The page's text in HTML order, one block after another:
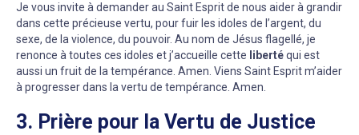
Je vous invite à demander au Saint Esprit de nous aider à grandir
dans cette précieuse vertu, pour fuir les idoles de l’argent, du
sexe, de la violence, du pouvoir. Au nom de Jésus flagellé, je
renonce à toutes ces idoles et j’accueille cette libertéqui est
aussi un fruit de la tempérance. Amen. Viens Saint Esprit m’aider
à progresser dans la vertu de tempérance. Amen.
3. Prière pour la Vertu de Justice